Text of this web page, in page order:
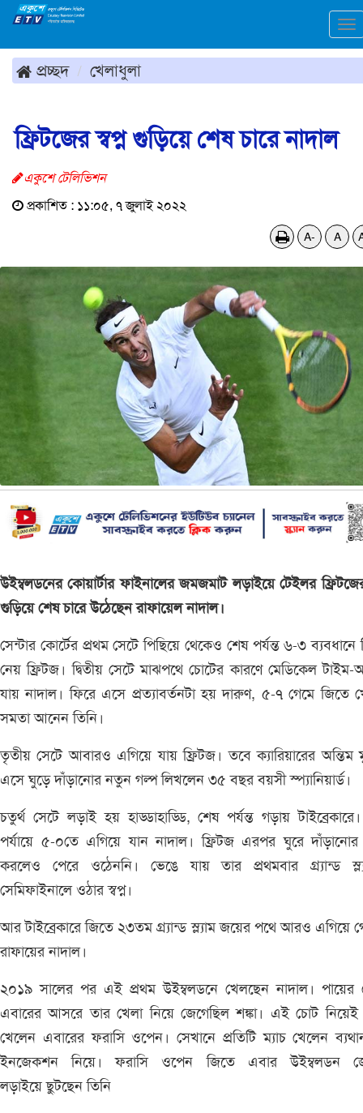
প্রচ্ছদ খেলাধুলা
ফ্রিটজের স্বপ্ন গুড়িয়ে শেষ চারে নাদাল
একুশে টেলিভিশন
প্রকাশিত : ১১:০৫, ৭ জুলাই ২০২২
A- A
উইম্বলডনের কোয়ার্টার ফাইনালের জমজমাট লড়াইয়ে টেইলর ফ্রিটজের
গুড়িয়ে শেষ চারে উঠেছেন রাফায়েল নাদাল।
সেন্টার কোর্টের প্রথম সেটে পিছিয়ে থেকেও শেষ পর্যন্ত ৬-৩ ব্যবধানে
নেয় ফ্রিটজ। দ্বিতীয় সেটে মাঝপথে চোটের কারণে মেডিকেল
যায় নাদাল। ফিরে এসে প্রত্যাবর্তনটা হয় দারুণ, ৫-৭ গেমে জিতে
সমতা আনেন তিনি।
তৃতীয় সেটে আবারও এগিয়ে যায় ফ্রিটজ। তবে ক্যারিয়ারের অন্তিম
এসে ঘুড়ে দাঁড়ানোর নতুন গল্প লিখলেন ৩৫ বছর বয়সী স্প্যানিয়ার্ড।
চতুর্থ সেটে লড়াই হয় হাড্ডাহাড্ডি, শেষ পর্যন্ত গড়ায়
পর্যায়ে ৫-০তে এগিয়ে যান নাদাল। ফ্রিটজ এরপর ঘুরে দাঁড়ানোর
করলেও পেরে ওঠেননি। ভেঙে যায় তার প্রথমবার গ্র্যান্ড
সেমিফাইনালে ওঠার স্বপ্ন।
আর টাইব্রেকারে জিতে ২৩তম গ্র্যান্ড স্ল্যাম জয়ের পথে আরও এগিয়ে
রাফায়ের নাদাল।
২০১৯ সালের পর এই প্রথম উইম্বলডনে খেলছেন নাদাল। পায়ের
এবারের আসরে তার খেলা নিয়ে জেগেছিল শঙ্কা। এই চোট নিয়েই
খেলেন এবারের ফরাসি ওপেন। সেখানে প্রতিটি ম্যাচ খেলেন
ইনজেকশন নিয়ে। ফরাসি ওপেন জিতে এবার উইম্বলডন
লড়াইয়ে ছুটছেন তিনি